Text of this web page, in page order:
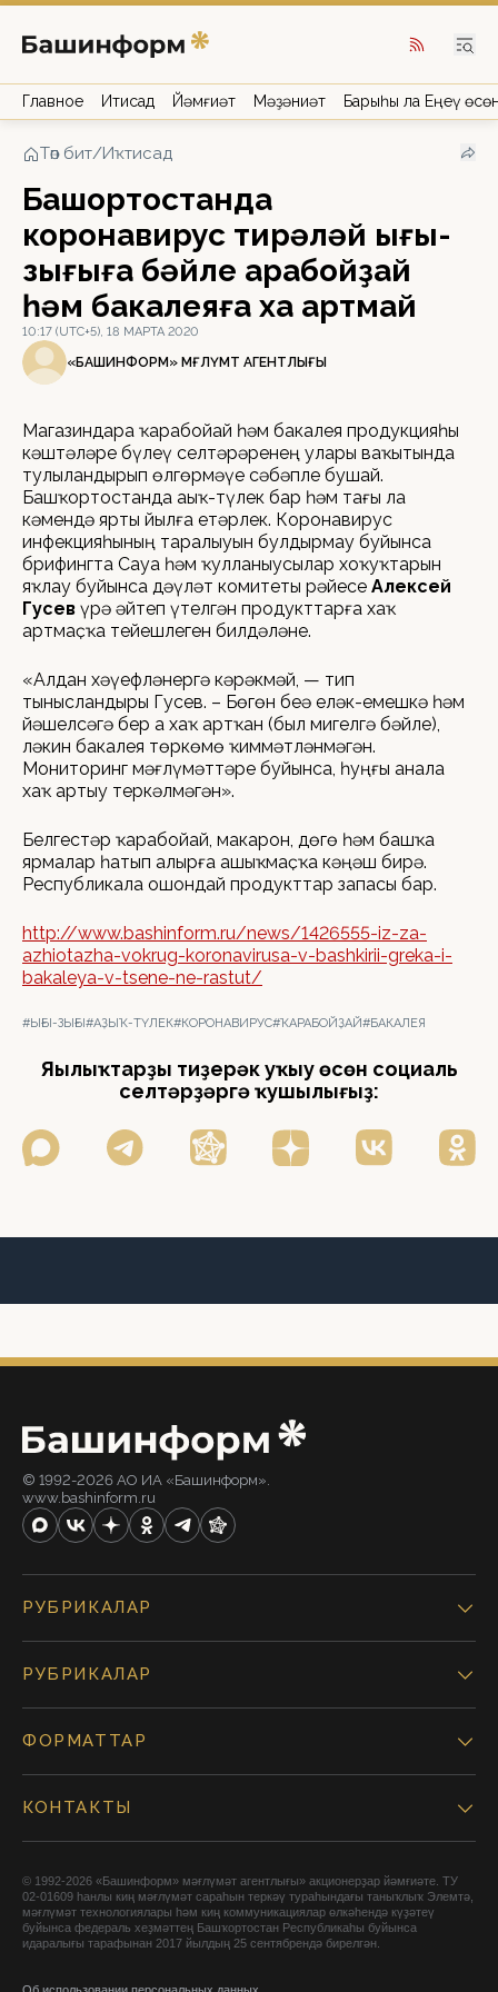
Главное Иҡтисад Йәмғиәт Мәҙәниәт Барыһы ла Еңеү
Төп бит/Иҡтисад
Башҡортостанда
коронавирус тирәләй ығы-
зығыға бәйле ҡарабойҙай
һәм бакалеяға хаҡ артмай
10:17 (UTC+5), 18 МАРТА 2020
«БАШИНФОРМ» МӘҒЛҮМӘТ АГЕНТЛЫҒЫ
Магазиндарҙа ҡарабойҙай һәм бакалея продукцияһы
кәштәләре бүлеү селтәрҙәренең уларҙы ваҡытында
тулыландырып өлгөрмәүе сәбәпле бушай.
Башҡортостанда аҙыҡ-түлек бар һәм тағы ла
кәмендә ярты йылға етәрлек. Коронавирус
инфекцияһының таралыуын булдырмау буйынса
брифингта Сауҙа һәм ҡулланыусылар хоҡуҡтарын
яҡлау буйынса дәүләт комитеты рәйесе Алексей
Гусев үрҙә әйтеп үтелгән продукттарға хаҡ
артмаҫҡа тейешлеген билдәләне.
«Алдан хәүефләнергә кәрәкмәй, — тип
тынысландырҙы Гусев. – Бөгөн беҙҙә еләк-емешкә һәм
йәшелсәгә бер аҙ хаҡ артҡан (был миҙгелгә бәйле),
ләкин бакалея төркөмө ҡиммәтләнмәгән.
Мониторинг мәғлүмәттәре буйынса, һуңғы аҙнала
хаҡ артыу теркәлмәгән».
Белгестәр ҡарабойҙай, макарон, дөгө һәм башҡа
ярмалар һатып алырға ашыҡмаҫҡа кәңәш бирә.
Республикала ошондай продукттар запасы бар.
http://www.bashinform.ru/news/1426555-iz-za-
azhiotazha-vokrug-koronavirusa-v-bashkirii-greka-i-
bakaleya-v-tsene-ne-rastut/
#ЫҒЫ-ЗЫҒЫ#АҘЫҠ-ТҮЛЕК#КОРОНАВИРУС#ҠАРАБОЙҘАЙ#БАКАЛЕЯ
Яңылыҡтарҙы тиҙерәк уҡыу өсөн социаль
селтәрҙәргә ҡушылығыҙ:
© 1992-2026 АО ИА «Башинформ».
www.bashinform.ru
РУБРИКАЛАР
РУБРИКАЛАР
ФОРМАТТАР
КОНТАКТЫ
© 1992-2026 «Башинформ» мәғлүмәт агентлығы» акционерҙар йәмғиәте. ТУ
02-01609 һанлы киң мәғлүмәт сараһын теркәү тураһындағы таныҡлыҡ Элемтә,
мәғлүмәт технологиялары һәм киң коммуникациялар өлкәһендә күҙәтеү
буйынса федераль хеҙмәттең Башҡортостан Республикаһы буйынса
идаралығы тарафынан 2017 йылдың 25 сентябрендә бирелгән.